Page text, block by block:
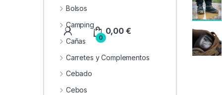
0
0,00 €
Bolsos
Camping
Cañas
Carretes y Complementos
Cebado
Cebos